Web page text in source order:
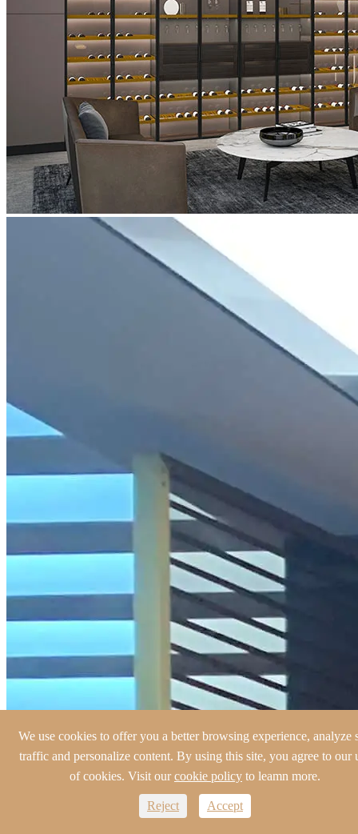
We use cookies to offer you a better browsing experience, analyze
traffic and personalize content. By using this site, you agree to our
of cookies. Visit ourcookie policy to leamn more.
Reject Accept